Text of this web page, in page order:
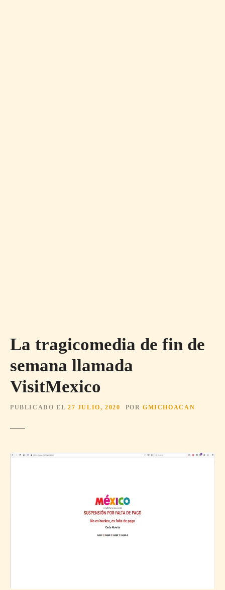
La tragicomedia de fin de
semana llamada
VisitMexico
PUBLICADO EL 27 JULIO, 2020 POR GMICHOACAN